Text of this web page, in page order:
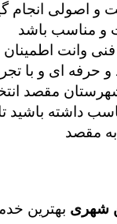
و اصولی انجام
و مناسب باشد
وانت
و حرفه ای و با
مقصد
داشته باشید
به مقصد
شهری بهترین